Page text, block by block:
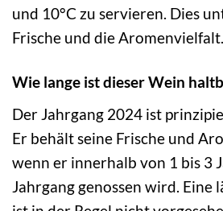
und 10°C zu servieren. Dies
Frische und die Aromenvielfalt.
Wie lange ist dieser Wein
Der Jahrgang 2024 ist
Er behält seine Frische und
wenn er innerhalb von 1 bis 3
Jahrgang genossen wird. Eine